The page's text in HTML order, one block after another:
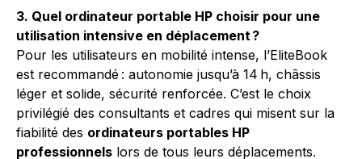
3. Quel ordinateur portable HP choisir pour une
utilisation intensive en déplacement ?
Pour les utilisateurs en mobilité intense, l’EliteBook
est recommandé : autonomie jusqu’à 14 h, châssis
léger et solide, sécurité renforcée. C’est le choix
privilégié des consultants et cadres qui misent sur la
fiabilité des ordinateurs portables HP
professionnels lors de tous leurs déplacements.